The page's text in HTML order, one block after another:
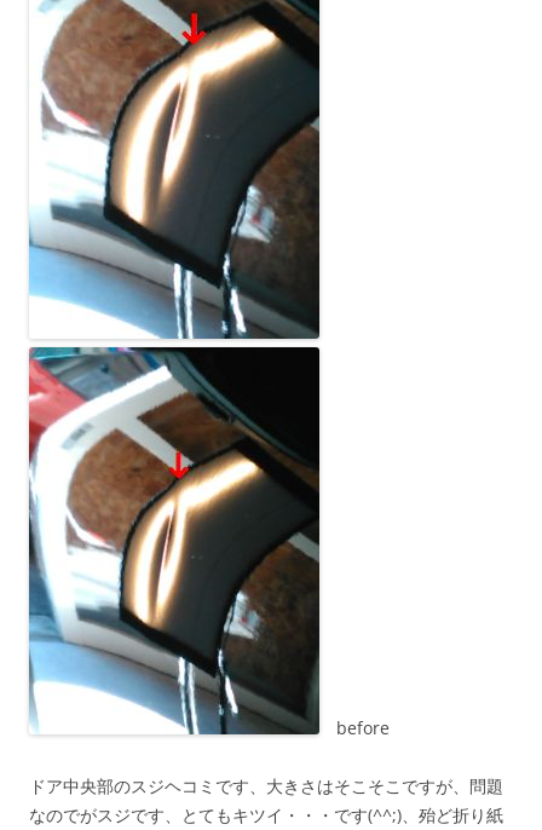
before
ドア中央部のスジヘコミです、大きさはそこそこですが、問題
なのでがスジです、とてもキツイ・・・です(^^;)、殆ど折り紙